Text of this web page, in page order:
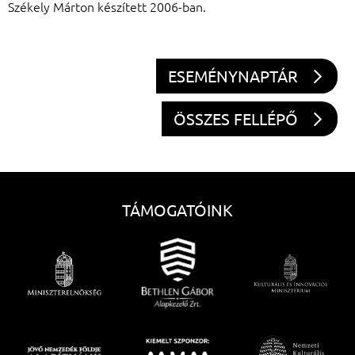
Székely Márton készített 2006-ban.
ESEMÉNYNAPTÁR
ÖSSZES FELLÉPŐ
TÁMOGATÓINK